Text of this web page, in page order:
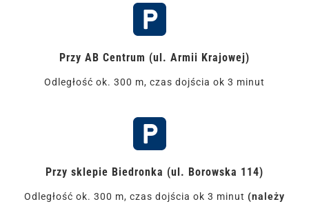
Przy AB Centrum (ul. Armii Krajowej)
Odległość ok. 300 m, czas dojścia ok 3 minut
Przy sklepie Biedronka (ul. Borowska 114)
Odległość ok. 300 m, czas dojścia ok 3 minut (należy